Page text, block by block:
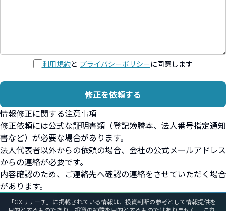
利用規約と プライバシーポリシーに同意します
修正を依頼する
情報修正に関する注意事項
修正依頼には公式な証明書類（登記簿謄本、法人番号指定通知
書など）が必要な場合があります。
法人代表者以外からの依頼の場合、会社の公式メールアドレス
からの連絡が必要です。
内容確認のため、ご連絡先へ確認の連絡をさせていただく場合
があります。
「GXリサーチ」に掲載されている情報は、投資判断の参考として情報提供を